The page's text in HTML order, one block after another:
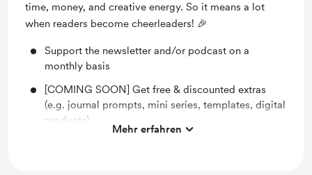
time, money, and creative energy. So it means a lot
when readers become cheerleaders! 🎉
Support the newsletter and/or podcast on a
monthly basis
[COMING SOON] Get free & discounted extras
(e.g. journal prompts, mini series, templates, digital
products)
Mehr erfahren